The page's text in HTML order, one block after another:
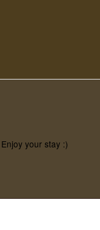
your stay :)